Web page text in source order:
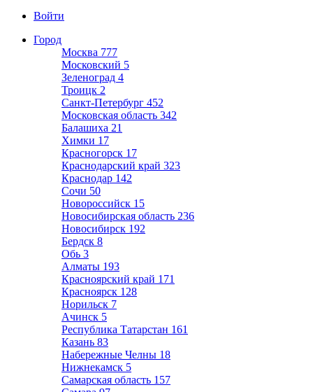
Войти
Город
Москва 777
Московский 5
Зеленоград 4
Троицк 2
Санкт-Петербург 452
Московская область 342
Балашиха 21
Химки 17
Красногорск 17
Краснодарский край 323
Краснодар 142
Сочи 50
Новороссийск 15
Новосибирская область 236
Новосибирск 192
Бердск 8
Обь 3
Алматы 193
Красноярский край 171
Красноярск 128
Норильск 7
Ачинск 5
Республика Татарстан 161
Казань 83
Набережные Челны 18
Нижнекамск 5
Самарская область 157